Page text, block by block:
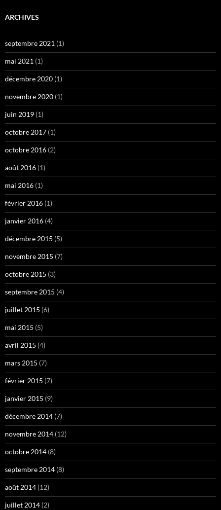
ARCHIVES
septembre 2021 (1)
mai 2021 (1)
décembre 2020 (1)
novembre 2020 (1)
juin 2019 (1)
octobre 2017 (1)
octobre 2016 (2)
août 2016 (1)
mai 2016 (1)
février 2016 (1)
janvier 2016 (4)
décembre 2015 (5)
novembre 2015 (7)
octobre 2015 (3)
septembre 2015 (4)
juillet 2015 (6)
mai 2015 (5)
avril 2015 (4)
mars 2015 (7)
février 2015 (7)
janvier 2015 (9)
décembre 2014 (7)
novembre 2014 (12)
octobre 2014 (8)
septembre 2014 (8)
août 2014 (12)
juillet 2014 (2)